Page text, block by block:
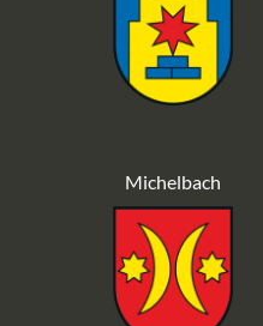
Michelbach